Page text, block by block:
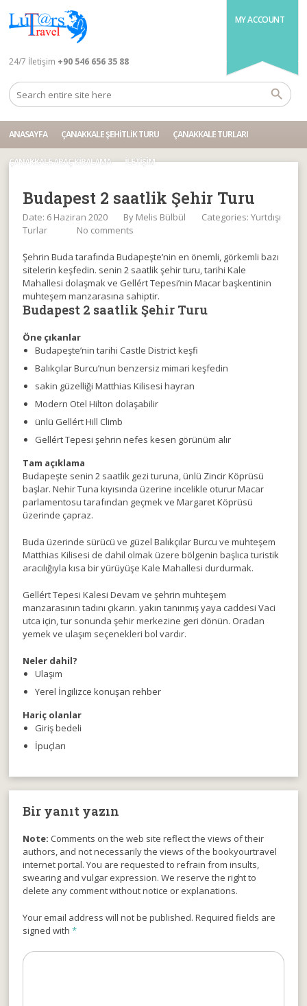
MY ACCOUNT
24/7 İletişim +90 546 656 35 88
ANASAYFA ÇANAKKALE ŞEHITLIK TURU ÇANAKKALE TURLARI
ÇANAKKALE ARAÇ KIRALAMA İLETIŞIM
Budapest 2 saatlik Şehir Turu
Date: 6 Haziran 2020 By Melis Bülbül Categories:Yurtdışı
Turlar
No comments
Şehrin Buda tarafında Budapeşte’nin en önemli, görkemli bazı
sitelerin keşfedin. senin 2 saatlik şehir turu, tarihi Kale
Mahallesi dolaşmak ve Gellért Tepesi’nin Macar başkentinin
muhteşem manzarasına sahiptir.
Budapest 2 saatlik Şehir Turu
Öne çıkanlar
Budapeşte’nin tarihi Castle District keşfi
Balıkçılar Burcu’nun benzersiz mimari keşfedin
sakin güzelliği Matthias Kilisesi hayran
Modern Otel Hilton dolaşabilir
ünlü Gellért Hill Climb
Gellért Tepesi şehrin nefes kesen görünüm alır
Tam açıklama
Budapeşte senin 2 saatlik gezi turuna, ünlü Zincir Köprüsü
başlar. Nehir Tuna kıyısında üzerine incelikle oturur Macar
parlamentosu tarafından geçmek ve Margaret Köprüsü
üzerinde çapraz.
Buda üzerinde sürücü ve güzel Balıkçılar Burcu ve muhteşem
Matthias Kilisesi de dahil olmak üzere bölgenin başlıca turistik
aracılığıyla kısa bir yürüyüşe Kale Mahallesi durdurmak.
Gellért Tepesi Kalesi Devam ve şehrin muhteşem
manzarasının tadını çıkarın. yakın tanınmış yaya caddesi Vaci
utca için, tur sonunda şehir merkezine geri dönün. Oradan
yemek ve ulaşım seçenekleri bol vardır.
Neler dahil?
Ulaşım
Yerel İngilizce konuşan rehber
Hariç olanlar
Giriş bedeli
İpuçları
Bir yanıt yazın
Note: Comments on the web site reflect the views of their
authors, and not necessarily the views of the bookyourtravel
internet portal. You are requested to refrain from insults,
swearing and vulgar expression. We reserve the right to
delete any comment without notice or explanations.
Your email address will not be published. Required fields are
signed with*